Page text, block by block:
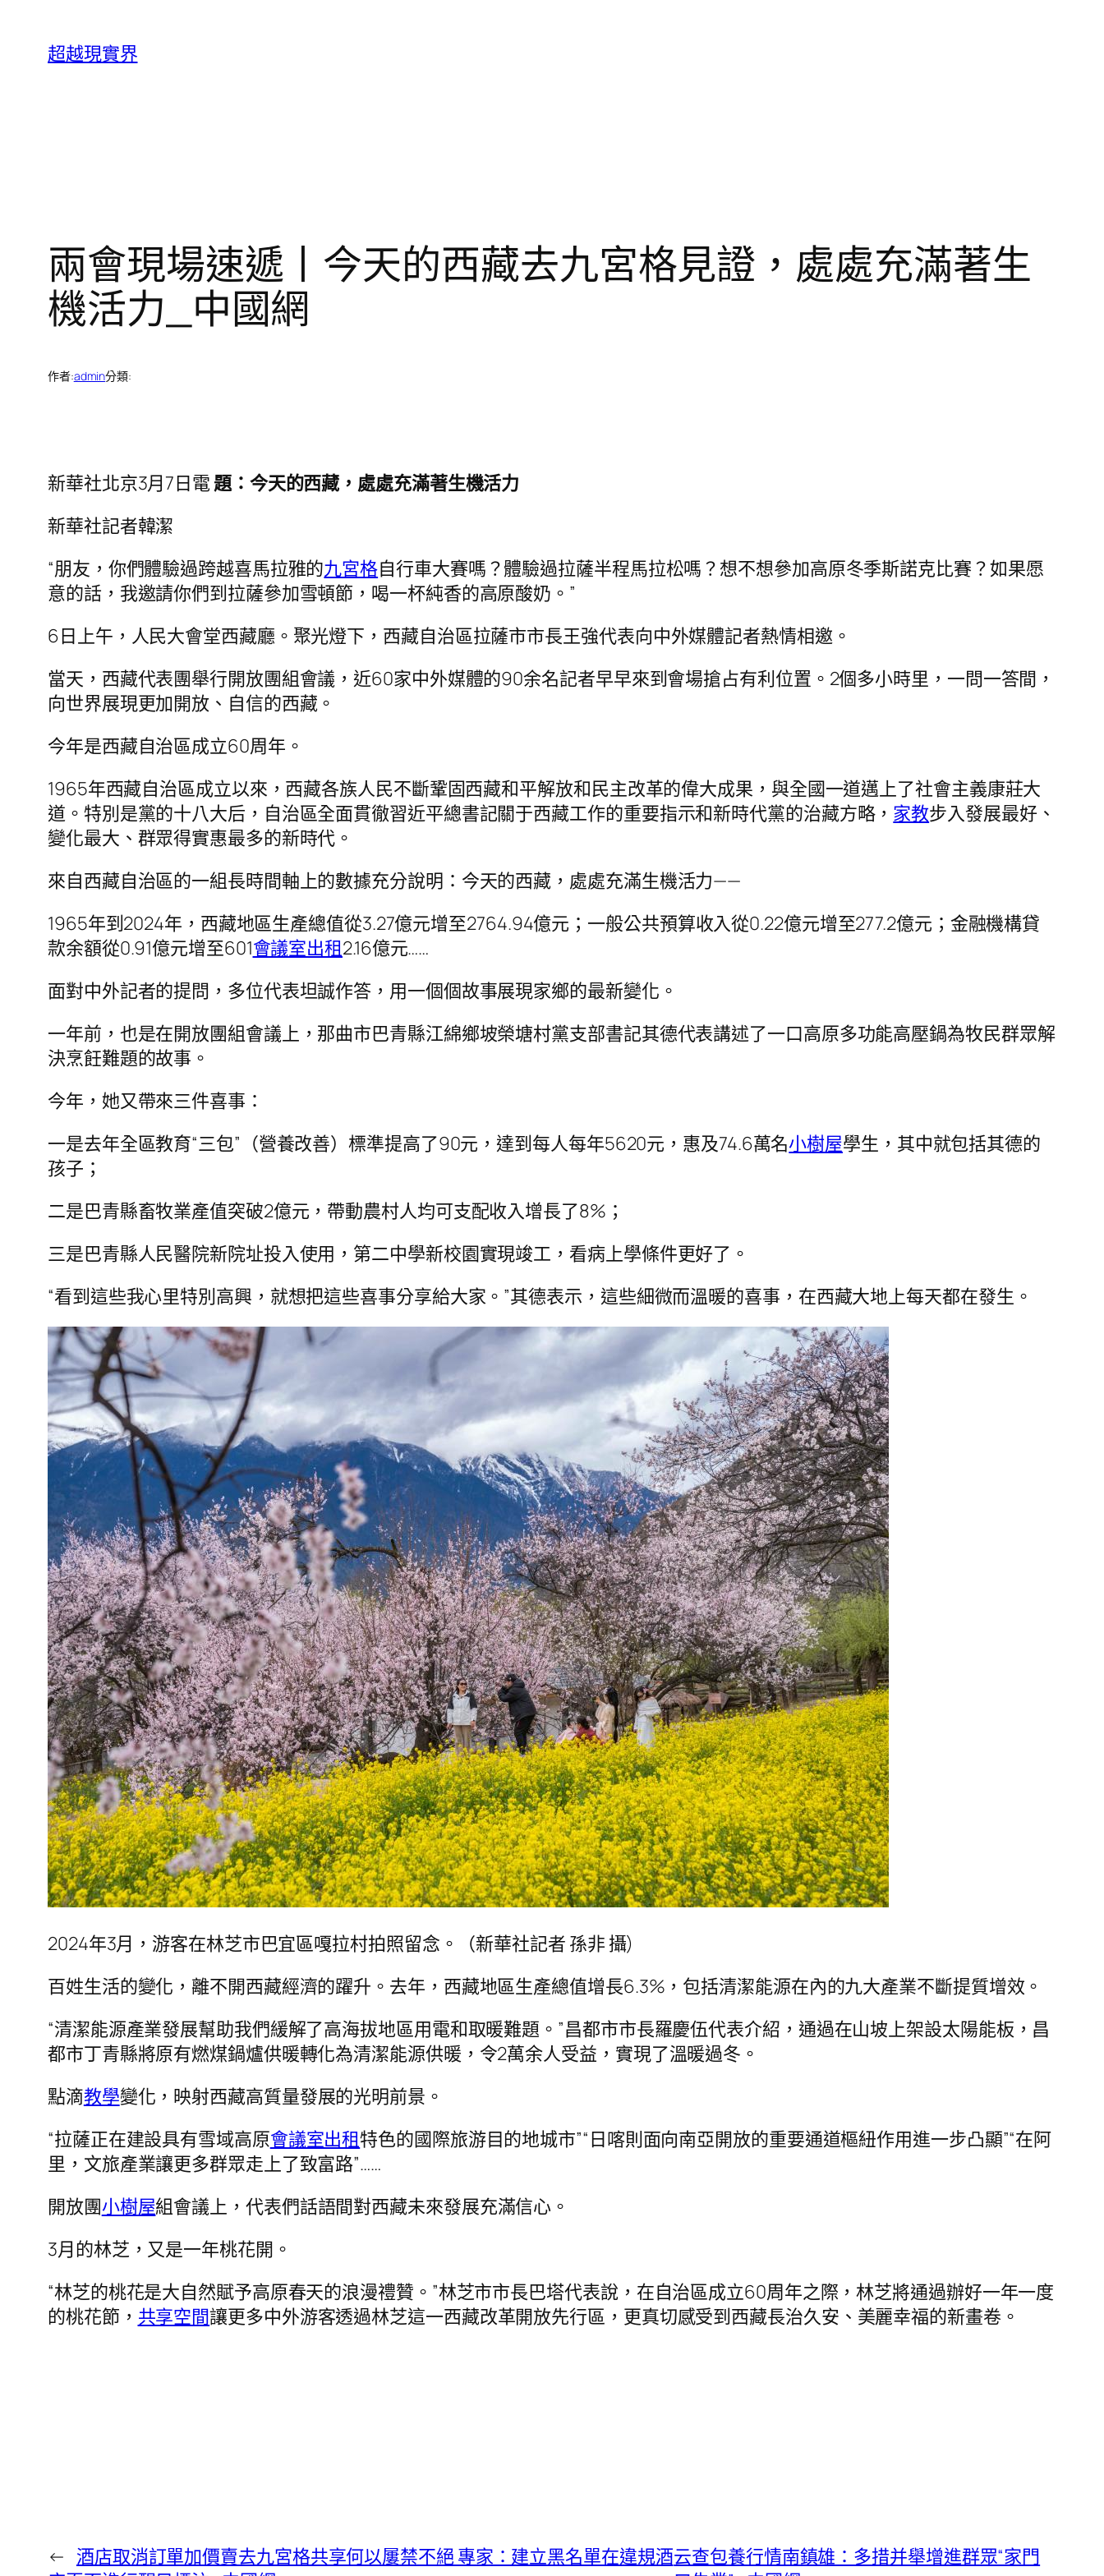
超越現實界
兩會現場速遞丨今天的西藏去九宮格見證，處處充滿著生
機活力_中國網
作者:admin分類:
新華社北京3月7日電題：今天的西藏，處處充滿著生機活力
新華社記者韓潔
“朋友，你們體驗過跨越喜馬拉雅的九宮格自行車大賽嗎？體驗過拉薩半程馬拉松嗎？想不想參加高原冬季斯諾克比賽？如果愿
意的話，我邀請你們到拉薩參加雪頓節，喝一杯純香的高原酸奶。”
6日上午，人民大會堂西藏廳。聚光燈下，西藏自治區拉薩市市長王強代表向中外媒體記者熱情相邀。
當天，西藏代表團舉行開放團組會議，近60家中外媒體的90余名記者早早來到會場搶占有利位置。2個多小時里，一問一答間，
向世界展現更加開放、自信的西藏。
今年是西藏自治區成立60周年。
1965年西藏自治區成立以來，西藏各族人民不斷鞏固西藏和平解放和民主改革的偉大成果，與全國一道邁上了社會主義康莊大
道。特別是黨的十八大后，自治區全面貫徹習近平總書記關于西藏工作的重要指示和新時代黨的治藏方略， 家教步入發展最好、
變化最大、群眾得實惠最多的新時代。
來自西藏自治區的一組長時間軸上的數據充分說明：今天的西藏，處處充滿生機活力——
1965年到2024年，西藏地區生產總值從3.27億元增至2764.94億元；一般公共預算收入從0.22億元增至277.2億元；金融機構貸
款余額從0.91億元增至601會議室出租2.16億元……
面對中外記者的提問，多位代表坦誠作答，用一個個故事展現家鄉的最新變化。
一年前，也是在開放團組會議上，那曲市巴青縣江綿鄉坡榮塘村黨支部書記其德代表講述了一口高原多功能高壓鍋為牧民群眾解
決烹飪難題的故事。
今年，她又帶來三件喜事：
一是去年全區教育“三包”（營養改善）標準提高了90元，達到每人每年5620元，惠及74.6萬名小樹屋學生，其中就包括其德的
孩子；
二是巴青縣畜牧業產值突破2億元，帶動農村人均可支配收入增長了8%；
三是巴青縣人民醫院新院址投入使用，第二中學新校園實現竣工，看病上學條件更好了。
“看到這些我心里特別高興，就想把這些喜事分享給大家。”其德表示，這些細微而溫暖的喜事，在西藏大地上每天都在發生。
2024年3月，游客在林芝市巴宜區嘎拉村拍照留念。（新華社記者 孫非 攝)
百姓生活的變化，離不開西藏經濟的躍升。去年，西藏地區生產總值增長6.3%，包括清潔能源在內的九大產業不斷提質增效。
“清潔能源產業發展幫助我們緩解了高海拔地區用電和取暖難題。”昌都市市長羅慶伍代表介紹，通過在山坡上架設太陽能板，昌
都市丁青縣將原有燃煤鍋爐供暖轉化為清潔能源供暖，令2萬余人受益，實現了溫暖過冬。
點滴教學變化，映射西藏高質量發展的光明前景。
“拉薩正在建設具有雪域高原會議室出租特色的國際旅游目的地城市”“日喀則面向南亞開放的重要通道樞紐作用進一步凸顯”“在阿
里，文旅產業讓更多群眾走上了致富路”……
開放團小樹屋組會議上，代表們話語間對西藏未來發展充滿信心。
3月的林芝，又是一年桃花開。
“林芝的桃花是大自然賦予高原春天的浪漫禮贊。”林芝市市長巴塔代表說，在自治區成立60周年之際，林芝將通過辦好一年一度
的桃花節， 共享空間讓更多中外游客透過林芝這一西藏改革開放先行區，更真切感受到西藏長治久安、美麗幸福的新畫卷。
← 酒店取消訂單加價賣去九宮格共享何以屢禁不絕 專家：建立黑名單在違規酒云查包養行情南鎮雄：多措并舉增進群眾“家門